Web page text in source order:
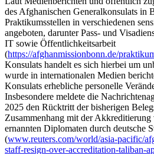
des Afghanischen Generalkonsulats in
Praktikumsstellen in verschiedenen
angeboten, darunter Pass- und
IT sowie Öffentlichkeitsarbeit
(https://afghanmissionbonn.de/
Konsulats handelt es sich hierbei um
wurde in internationalen Medien
Konsulats erhebliche personelle
Insbesondere meldete die
2025 den Rücktritt der bisherigen
Zusammenhang mit der
ernannten Diplomaten durch deutsche
(www.reuters.com/world/asia-pacific/
staff-resign-over-accreditation-taliban-